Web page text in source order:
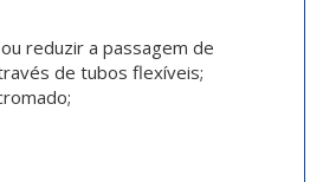
reduzir a passagem de
de tubos flexíveis;